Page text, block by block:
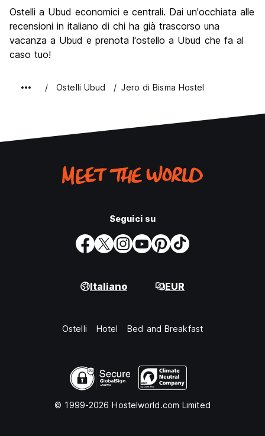
Luoghi di interesse culturale
Festa / Vita notturna
6.3
Qualita' Prezzo
Ostelli a Ubud economici e centrali. Dai un'occhiata alle
recensioni in italiano di chi ha già trascorso una
vacanza a Ubud e prenota l'ostello a Ubud che fa al
caso tuo!
Ostelli Ubud Jero di Bisma Hostel
Seguici su
Italiano EUR
Ostelli Hotel Bed and Breakfast
© 1999-2026 Hostelworld.com Limited